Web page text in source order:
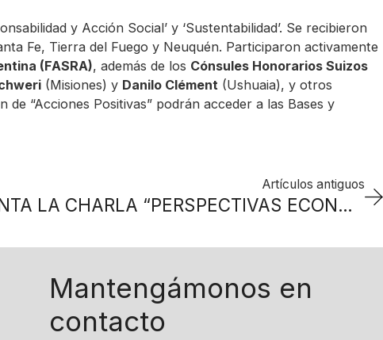
y Acción Social’ y ‘Sustentabilidad’. Se recibieron
Fe, Tierra del Fuego y Neuquén. Participaron activamente
(FASRA), además de los Cónsules Honorarios Suizos
(Misiones) y Danilo Clément (Ushuaia), y otros
“Acciones Positivas” podrán acceder a las Bases y
LA CCSA PRESENTA LA CHARLA “PERSPECTIVAS ECONÓMICAS 2022”
Artículos antiguos
Mantengámonos en
contacto